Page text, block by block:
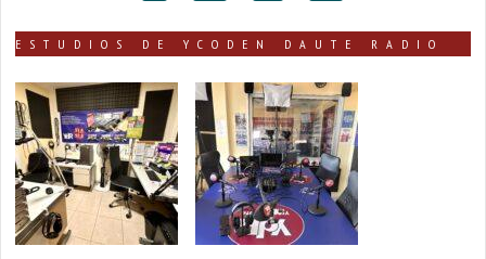
ESTUDIOS DE YCODEN DAUTE RADIO